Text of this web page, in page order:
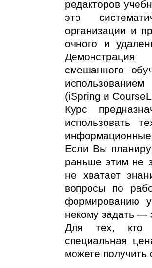
редакторов
это
организации и
очного и
Демонстрация
смешанного
(iSpring и
Курс
использовать
информационные
Если Вы
раньше этим не
не хватает
вопросы по
формированию
некому задать —
Для тех, кто
специальная
можете получить